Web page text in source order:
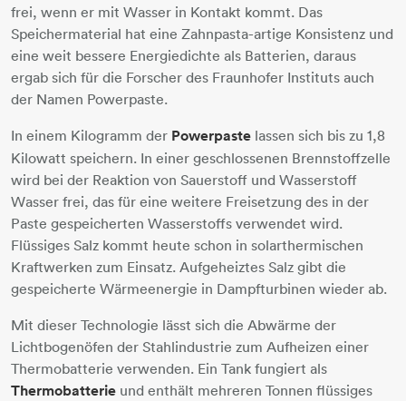
frei, wenn er mit Wasser in Kontakt kommt. Das
Speichermaterial hat eine Zahnpasta-artige Konsistenz und
eine weit bessere Energiedichte als Batterien, daraus
ergab sich für die Forscher des Fraunhofer Instituts auch
der Namen Powerpaste.
In einem Kilogramm der Powerpaste lassen sich bis zu 1,8
Kilowatt speichern. In einer geschlossenen Brennstoffzelle
wird bei der Reaktion von Sauerstoff und Wasserstoff
Wasser frei, das für eine weitere Freisetzung des in der
Paste gespeicherten Wasserstoffs verwendet wird.
Flüssiges Salz kommt heute schon in solarthermischen
Kraftwerken zum Einsatz. Aufgeheiztes Salz gibt die
gespeicherte Wärmeenergie in Dampfturbinen wieder ab.
Mit dieser Technologie lässt sich die Abwärme der
Lichtbogenöfen der Stahlindustrie zum Aufheizen einer
Thermobatterie verwenden. Ein Tank fungiert als
Thermobatterie und enthält mehreren Tonnen flüssiges